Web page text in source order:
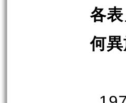
各
何